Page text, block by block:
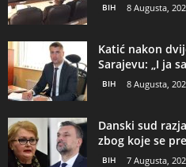
BIH 8 Augusta,
Katić nakon
Sarajevu: „I ja
BIH 8 Augusta,
Danski sud
zbog koje se
BIH 7 Augusta,